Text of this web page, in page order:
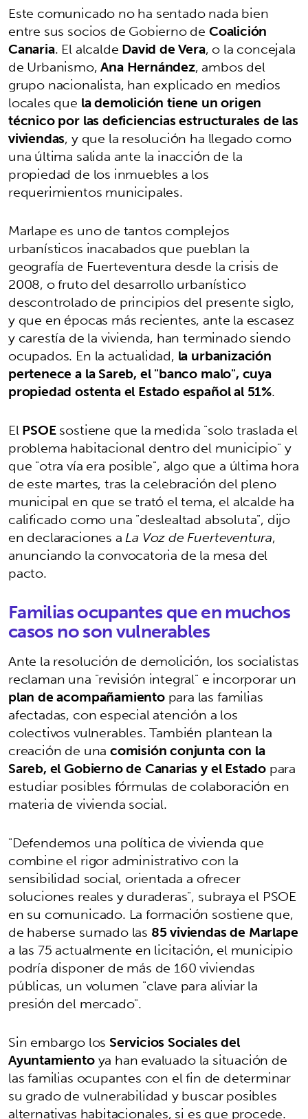
Este comunicado no ha sentado nada bien
entre sus socios de Gobierno deCoalición
Canaria. El alcaldeDavid de Vera, o la concejala
de Urbanismo,Ana Hernández, ambos del
grupo nacionalista, han explicado en medios
locales que la demolición tiene un origen
técnico por las deficiencias estructurales de las
viviendas, y que la resolución ha llegado como
una última salida ante la inacción de la
propiedad de los inmuebles a los
requerimientos municipales.
Marlape es uno de tantos complejos
urbanísticos inacabados que pueblan la
geografía de Fuerteventura desde la crisis de
2008, o fruto del desarrollo urbanístico
descontrolado de principios del presente siglo,
y que en épocas más recientes, ante la escasez
y carestía de la vivienda, han terminado siendo
ocupados. En la actualidad, la urbanización
pertenece a la Sareb, el "banco malo", cuya
propiedad ostenta el Estado español al 51%.
ElPSOEsostiene que la medida "solo traslada el
problema habitacional dentro del municipio" y
que "otra vía era posible", algo que a última hora
de este martes, tras la celebración del pleno
municipal en que se trató el tema, el alcalde ha
calificado como una "deslealtad absoluta", dijo
en declaraciones aLa Voz de Fuerteventura,
anunciando la convocatoria de la mesa del
pacto.
Familias ocupantes que en muchos
casos no son vulnerables
Ante la resolución de demolición, los socialistas
reclaman una "revisión integral" e incorporar un
plan de acompañamientopara las familias
afectadas, con especial atención a los
colectivos vulnerables. También plantean la
creación de unacomisión conjunta con la
Sareb, el Gobierno de Canarias y el Estadopara
estudiar posibles fórmulas de colaboración en
materia de vivienda social.
"Defendemos una política de vivienda que
combine el rigor administrativo con la
sensibilidad social, orientada a ofrecer
soluciones reales y duraderas", subraya el PSOE
en su comunicado. La formación sostiene que,
de haberse sumado las 85 viviendas de Marlape
a las 75 actualmente en licitación, el municipio
podría disponer de más de 160 viviendas
públicas, un volumen "clave para aliviar la
presión del mercado".
Sin embargo losServicios Sociales del
Ayuntamientoya han evaluado la situación de
las familias ocupantes con el fin de determinar
su grado de vulnerabilidad y buscar posibles
alternativas habitacionales, si es que procede.